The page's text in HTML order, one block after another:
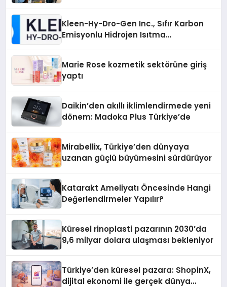
Kleen-Hy-Dro-Gen Inc., Sıfır Karbon
Emisyonlu Hidrojen Isıtma
Marie Rose kozmetik sektörüne giriş
yaptı
Daikin’den akıllı iklimlendirmede yeni
dönem: Madoka Plus Türkiye’de
Mirabellix, Türkiye’den dünyaya
uzanan güçlü büyümesini sürdürüyor
Katarakt Ameliyatı Öncesinde Hangi
Değerlendirmeler Yapılır?
Küresel rinoplasti pazarının 2030’da
9,6 milyar dolara ulaşması bekleniyor
Türkiye’den küresel pazara: ShopinX,
dijital ekonomi ile gerçek dünya